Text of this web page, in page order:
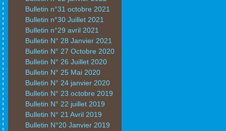
Bulletin n°31 octobre 2021
Bulletin n°30 Juillet 2021
Bulletin n°29 avril 2021
Bulletin N° 28 Janvier 2021
Bulletin N° 27 Octobre 2020
Bulletin N° 26 Juillet 2020
Bulletin N° 25 Mai 2020
Bulletin N° 24 janvier 2020
Bulletin N° 23 octobre 2019
Bulletin N° 22 juillet 2019
Bulletin N° 21 Avril 2019
Bulletin N°20 Janvier 2019